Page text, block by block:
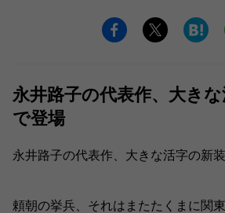
永井路子の代表作、大き
で登場
永井路子の代表作、大きな活字の新
頼朝の挙兵、それはまたたくまに関